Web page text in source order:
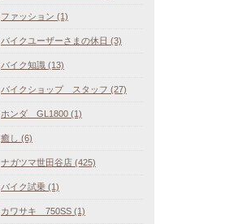
ファッション (1)
バイクユーザーさまの休日 (3)
バイク知識 (13)
バイクショップ スタッフ (27)
ホンダ GL1800 (1)
癒し (6)
ナガツマ世田谷店 (425)
バイク試乗 (1)
カワサキ 750SS (1)